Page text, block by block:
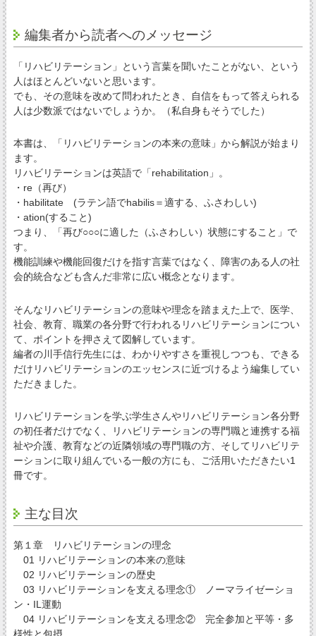
編集者から読者へのメッセージ
「リハビリテーション」という言葉を聞いたことがない、という
人はほとんどいないと思います。
でも、その意味を改めて問われたとき、自信をもって答えられる
人は少数派ではないでしょうか。（私自身もそうでした）
本書は、「リハビリテーションの本来の意味」から解説が始まり
ます。
リハビリテーションは英語で「rehabilitation」。
・re（再び）
・habilitate (ラテン語でhabilis＝適する、ふさわしい)
・ation(すること)
つまり、「再び○○○に適した（ふさわしい）状態にすること」で
す。
機能訓練や機能回復だけを指す言葉ではなく、障害のある人の社
会的統合なども含んだ非常に広い概念となります。
そんなリハビリテーションの意味や理念を踏まえた上で、医学、
社会、教育、職業の各分野で行われるリハビリテーションについ
て、ポイントを押さえて図解しています。
編者の川手信行先生には、わかりやすさを重視しつつも、できる
だけリハビリテーションのエッセンスに近づけるよう編集してい
ただきました。
リハビリテーションを学ぶ学生さんやリハビリテーション各分野
の初任者だけでなく、リハビリテーションの専門職と連携する福
祉や介護、教育などの近隣領域の専門職の方、そしてリハビリテ
ーションに取り組んでいる一般の方にも、ご活用いただきたい1
冊です。
主な目次
第１章 リハビリテーションの理念
01 リハビリテーションの本来の意味
02 リハビリテーションの歴史
03 リハビリテーションを支える理念① ノーマライゼーショ
ン・IL運動
04 リハビリテーションを支える理念② 完全参加と平等・多
様性と包摂